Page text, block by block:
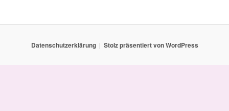
Datenschutzerklärung Stolz präsentiert von WordPress